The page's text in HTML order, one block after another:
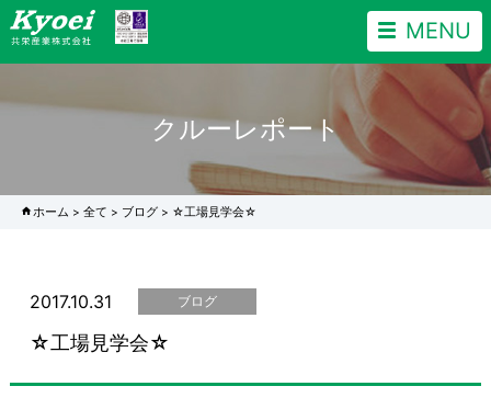
MENU
クルーレポート
ホーム >全て > ブログ > ☆工場見学会☆
2017.10.31 ブログ
☆工場見学会☆